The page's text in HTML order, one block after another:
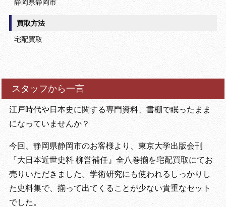
静岡県静岡市
買取方法
宅配買取
スタッフから一言
江戸時代や日本史に関する専門資料、書棚で眠ったまま
になっていませんか？
今回、静岡県静岡市のお客様より、東京大学出版会刊
『大日本近世史料 柳営補任』全八巻揃を宅配買取にてお
売りいただきました。学術研究にも使われるしっかりし
た史料集で、揃って出てくることが少ない貴重なセット
でした。